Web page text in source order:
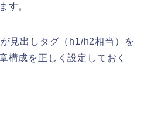
す。
見出しタグ（h1/h2相当）を
構成を正しく設定しておく